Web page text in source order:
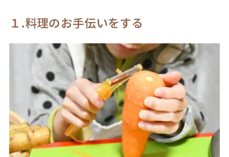
１.料理のお手伝いをする